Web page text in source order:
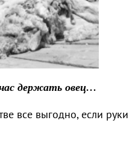
держать овец…
все выгодно, если руки